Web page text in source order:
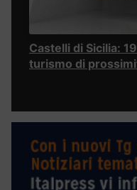
Castelli di Sicilia:
turismo di